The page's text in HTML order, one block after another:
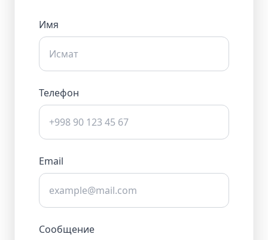
Имя
Телефон
Email
Сообщение